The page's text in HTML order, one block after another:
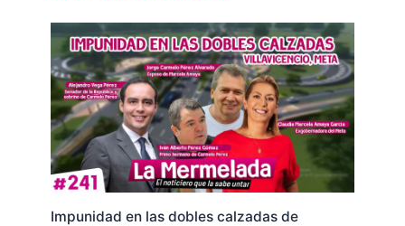
Impunidad en las dobles calzadas de